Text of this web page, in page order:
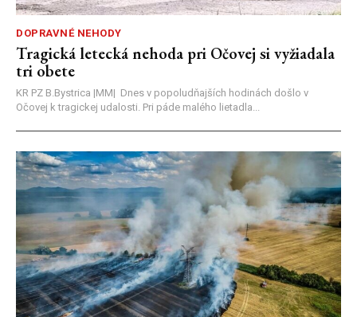
DOPRAVNÉ NEHODY
Tragická letecká nehoda pri Očovej si vyžiadala
tri obete
KR PZ B.Bystrica |MM| Dnes v popoludňajších hodinách došlo v
Očovej k tragickej udalosti. Pri páde malého lietadla...